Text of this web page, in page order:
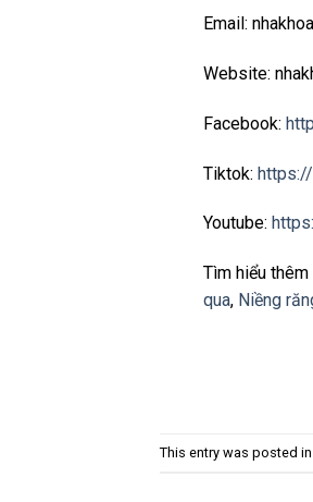
Email:
Website:
Facebook:
Tiktok:
Youtube:
Tìm hiểu thêm
qua, Niềng
This entry was posted in